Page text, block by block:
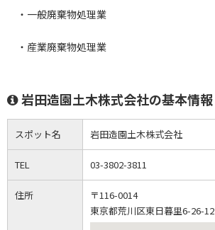
・一般廃棄物処理業
・産業廃棄物処理業
岩田造園土木株式会社の基本情報
スポット名 岩田造園土木株式会社
TEL 03-3802-3811
住所
〒116-0014
東京都荒川区東日暮里6-26-12